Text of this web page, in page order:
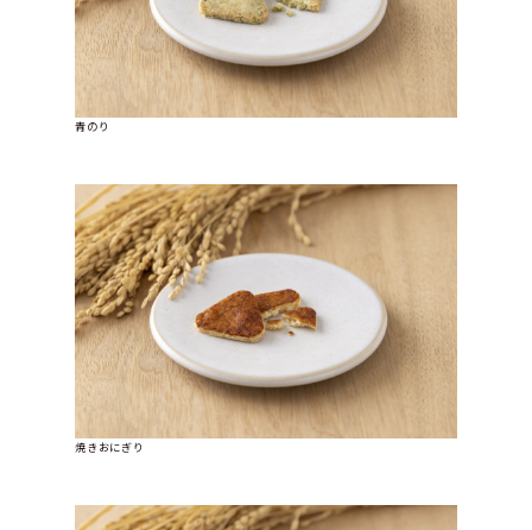
青のり
焼きおにぎり